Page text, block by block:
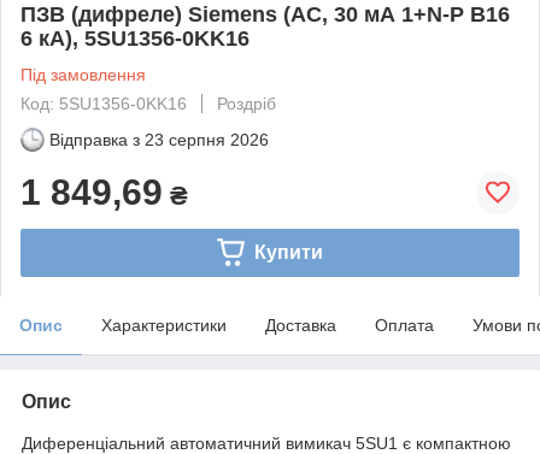
ПЗВ (дифреле) Siemens (AC, 30 мА 1+N-P B16
6 кА), 5SU1356-0KK16
Під замовлення
Код: 5SU1356-0KK16
Роздріб
Відправка з 23 серпня 2026
1 849,69 ₴
Купити
Опис Характеристики Доставка Оплата Умови
Опис
Диференціальний автоматичний вимикач 5SU1 є компактною